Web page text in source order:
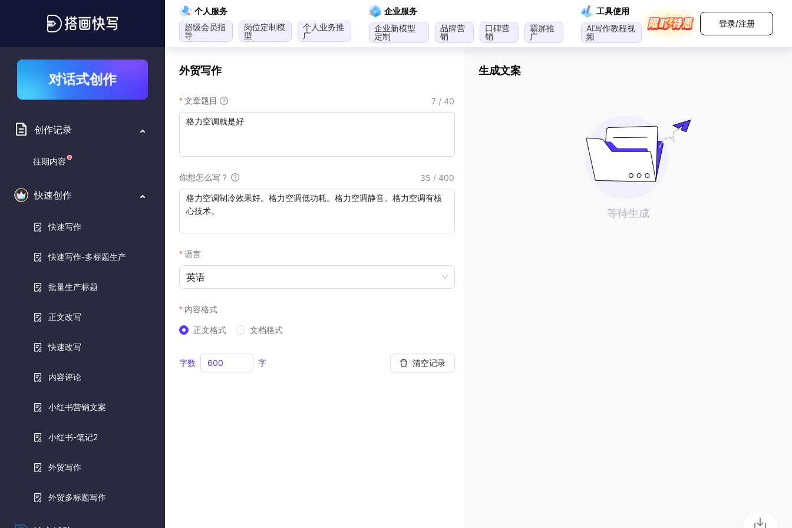
对话式创作
创作记录
往期内容
快速创作
快速写作
快速写作-多标题生产
批量生产标题
正文改写
快速改写
内容评论
小红书营销文案
小红书-笔记2
外贸写作
外贸多标题写作
个人服务
超级会员指
导
岗位定制模
型
个人业务推
广
企业服务
企业新模型
定制
品牌营
销
口碑营
销
霸屏推
广
工具使用
AI写作教程视
频
登录/注册
外贸写作
文章题目 7 / 40
你想怎么写？ 35 / 400
语言
英语
内容格式
正文格式 文档格式
字数 字 清空记录
生成文案
等待生成